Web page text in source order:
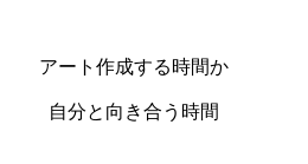
アート作成する時間か
自分と向き合う時間